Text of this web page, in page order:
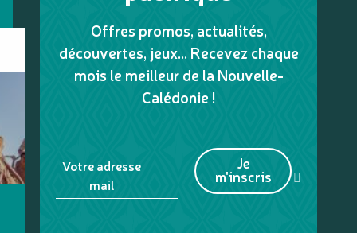
Offres promos, actualités,
découvertes, jeux... Recevez chaque
mois le meilleur de la Nouvelle-
Calédonie !
Votre adresse
mail
Je
m'inscris